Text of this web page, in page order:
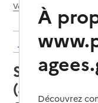
Voir le fil d’Ariane
Retour aux
Service
(aide) –
À
Découvrez